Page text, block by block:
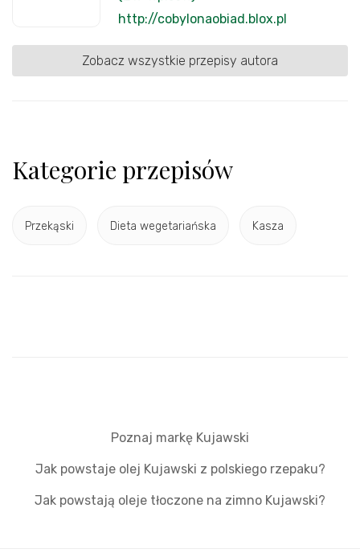
http://cobylonaobiad.blox.pl
Zobacz wszystkie przepisy autora
Kategorie przepisów
Przekąski Dieta wegetariańska Kasza
Poznaj markę Kujawski
Jak powstaje olej Kujawski z polskiego rzepaku?
Jak powstają oleje tłoczone na zimno Kujawski?